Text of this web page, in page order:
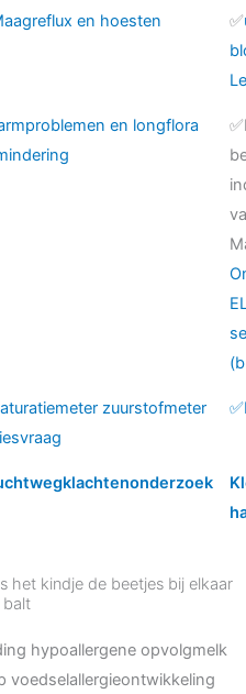
en hoesten ✅
en longflora
zuurstofmeter
het kindje de beetjes bij elkaar
balt
hypoallergene opvolgmelk
voedselallergieontwikkeling